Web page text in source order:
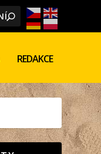
REDAKCE